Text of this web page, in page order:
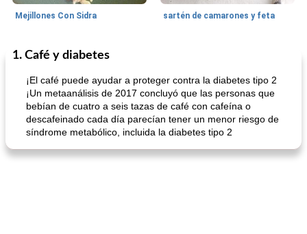
Mejillones Con Sidra sartén de camarones y feta
Sopas, Guisos Y Chili
1. Café y diabetes
¡El café puede ayudar a proteger contra la diabetes tipo 2
¡Un metaanálisis de 2017 concluyó que las personas que
bebían de cuatro a seis tazas de café con cafeína o
descafeinado cada día parecían tener un menor riesgo de
síndrome metabólico, incluida la diabetes tipo 2